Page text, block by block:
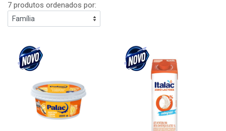
7 produtos ordenados por: